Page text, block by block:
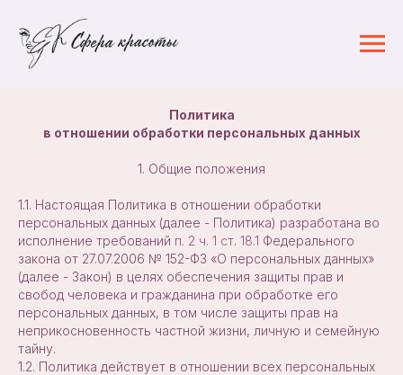
Политика
в отношении обработки персональных данных
1. Общие положения
1.1. Настоящая Политика в отношении обработки
персональных данных (далее - Политика) разработана во
исполнение требований п. 2 ч. 1 ст. 18.1 Федерального
закона от 27.07.2006 № 152-ФЗ «О персональных данных»
(далее - Закон) в целях обеспечения защиты прав и
свобод человека и гражданина при обработке его
персональных данных, в том числе защиты прав на
неприкосновенность частной жизни, личную и семейную
тайну.
1.2. Политика действует в отношении всех персональных